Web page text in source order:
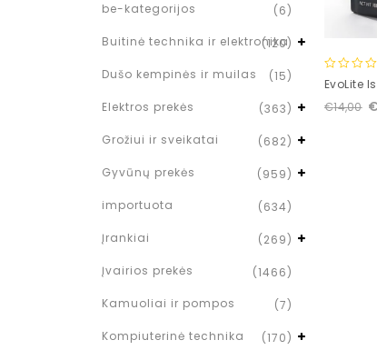
0
of
EvoLite
€14,00
be-kategorijos
(6)
Buitinė technika ir elektronika
(120)
Dušo kempinės ir muilas
(15)
Elektros prekės
(363)
Grožiui ir sveikatai
(682)
Gyvūnų prekės
(959)
importuota
(634)
Įrankiai
(269)
Įvairios prekės
(1466)
Kamuoliai ir pompos
(7)
Kompiuterinė technika
(170)